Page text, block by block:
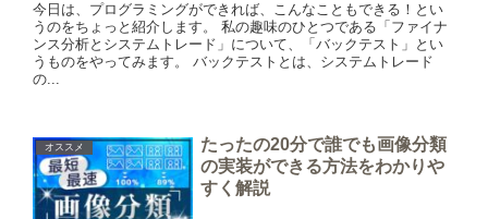
今日は、プログラミングができれば、こんなこともできる！とい
うのをちょっと紹介します。 私の趣味のひとつである「ファイナ
ンス分析とシステムトレード」について、「バックテスト」とい
うものをやってみます。 バックテストとは、システムトレード
の...
オススメ
たったの20分で誰でも画像分類
の実装ができる方法をわかりや
すく解説